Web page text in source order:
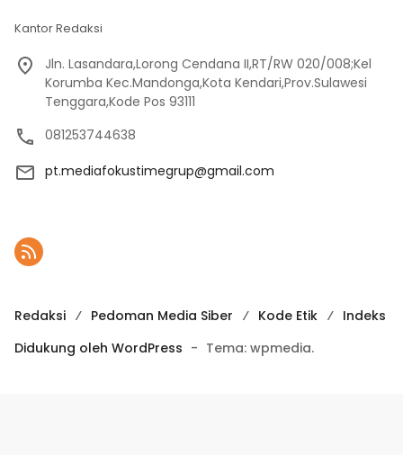
Kantor Redaksi
Jln. Lasandara,Lorong Cendana II,RT/RW 020/008;Kel
Korumba Kec.Mandonga,Kota Kendari,Prov.Sulawesi
Tenggara,Kode Pos 93111
081253744638
pt.mediafokustimegrup@gmail.com
Redaksi Pedoman Media Siber Kode Etik
Indeks
Didukung oleh WordPress - Tema: wpmedia.